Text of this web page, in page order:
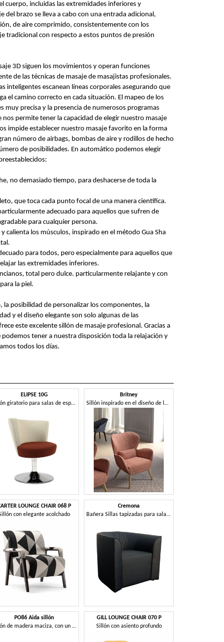
cuerpo, incluidas las extremidades inferiores y
del brazo se lleva a cabo con una entrada adicional,
de aire comprimido, consistentemente con los
tradicional con respecto a estos puntos de presión
3D siguen los movimientos y operan funciones
de las técnicas de masaje de masajistas profesionales.
inteligentes escanean líneas corporales asegurando que
el camino correcto en cada situación. El mapeo de los
muy precisa y la presencia de numerosos programas
nos permite tener la capacidad de elegir nuestro masaje
impide establecer nuestro masaje favorito en la forma
número de airbags, bombas de aire y rodillos de hecho
de posibilidades. En automático podemos elegir
no demasiado tiempo, para deshacerse de toda la
que toca cada punto focal de una manera científica.
adecuado para aquellos que sufren de
para cualquier persona.
calienta los músculos, inspirado en el método Gua Sha
para todos, pero especialmente para aquellos que
las extremidades inferiores.
total pero dulce. particularmente relajante y con
la piel.
la posibilidad de personalizar los componentes, la
y el diseño elegante son solo algunas de las
este excelente sillón de masaje profesional. Gracias a
podemos tener a nuestra disposición toda la relajación y
todos los días.
ELIPSE 10G
Sillón giratorio para salas de espera.
Britney
Sillón inspirado en el diseño de los años 60.
LOUNGE CHAIR 068 P
con elegante acolchado
Cremona
Bañera Sillas tapizadas para salas de espera
PO86 Aida sillón
Sillón de madera maciza, con un diseño esencial.
GILL LOUNGE CHAIR 070 P
Sillón con asiento profundo